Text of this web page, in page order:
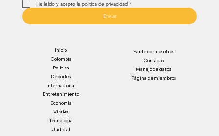
He leído y acepto la política de privacidad *
Enviar
Inicio
Colombia
Política
Deportes
Internacional
Entretenimiento
Economía
Virales
Tecnología
Judicial
Paute con nosotros
Contacto
Manejo de datos
Página de miembros